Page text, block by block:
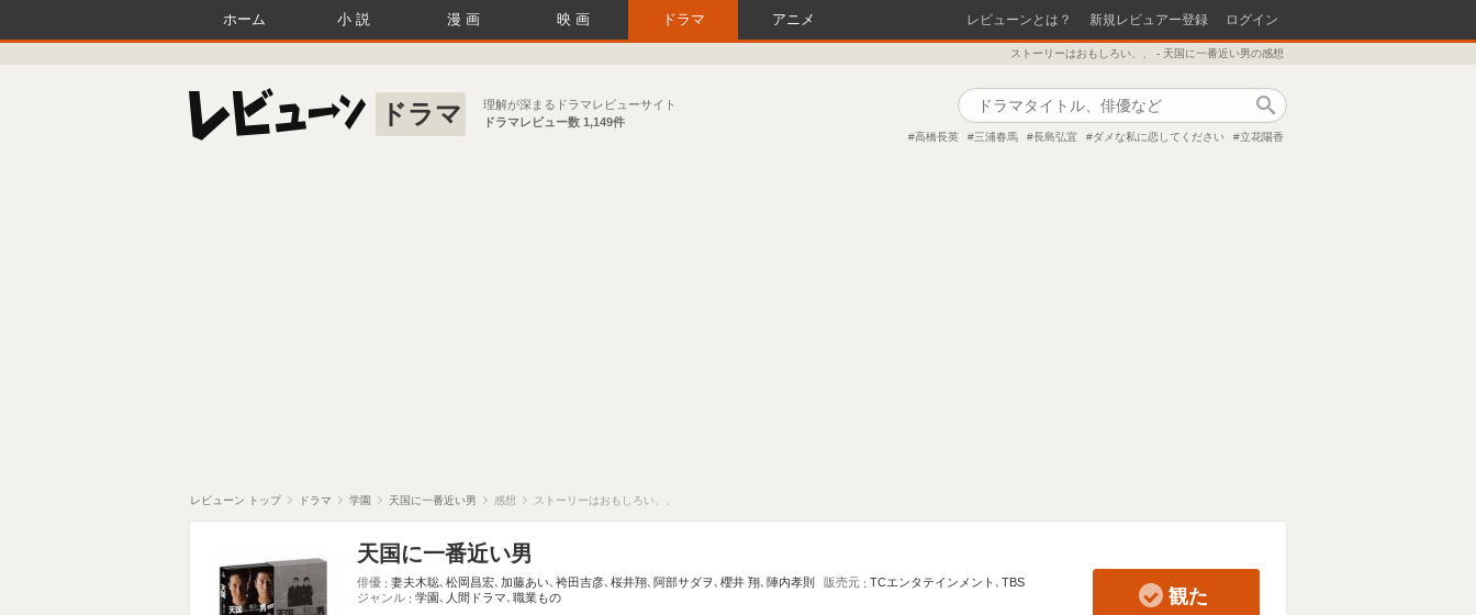
ホーム 小説 漫画 映画 ドラマ アニメ レビューンとは？ 新規レビュアー登録 ログイン
ストーリーはおもしろい、、 - 天国に一番近い男の感想
ドラマ
理解が深まるドラマレビューサイト
ドラマレビュー数 1,149件
高橋長英 三浦春馬 長島弘宜 ダメな私に恋してください 立花陽香
レビューン トップ ドラマ 学園 天国に一番近い男 感想 ストーリーはおもしろい、、
天国に一番近い男
俳優 妻夫木聡､ 松岡昌宏､ 加藤あい､ 袴田吉彦､ 桜井翔､ 阿部サダヲ､ 櫻井 翔､ 陣内孝則 販売元 TCエンタテインメント､ TBS
ジャンル
学園､ 人間ドラマ､ 職業もの 観た